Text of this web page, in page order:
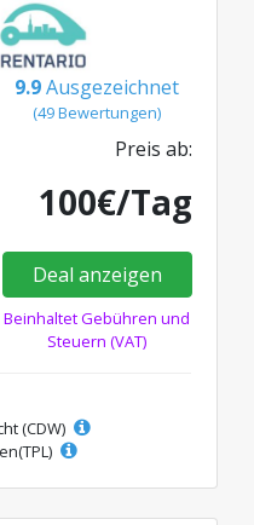
9.9Ausgezeichnet
(49 Bewertungen)
Preis ab:
100€/Tag
Deal anzeigen
Beinhaltet Gebühren und
Steuern (VAT)
(CDW)